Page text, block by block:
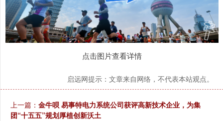
点击图片查看详情
启远网提示：文章来自网络，不代表本站观点。
上一篇： 金牛呗 易事特电力系统公司获评高新技术企业，为集
团“十五五”规划厚植创新沃土